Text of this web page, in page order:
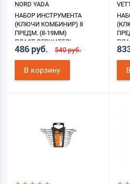
NORD YADA
НАБОР ИНСТРУМЕНТА
(КЛЮЧИ КОМБИНИР) 8
ПРЕДМ. (8-19ММ)
ПЛАСТ.ДЕРЖАТЕЛЬ
486 руб. 540 руб.
В корзину